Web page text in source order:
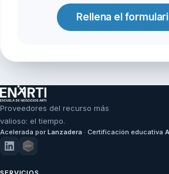
Rellena el
Proveedores del recurso más
valioso: el tiempo.
Acelerada por Lanzadera · Certificación educativa